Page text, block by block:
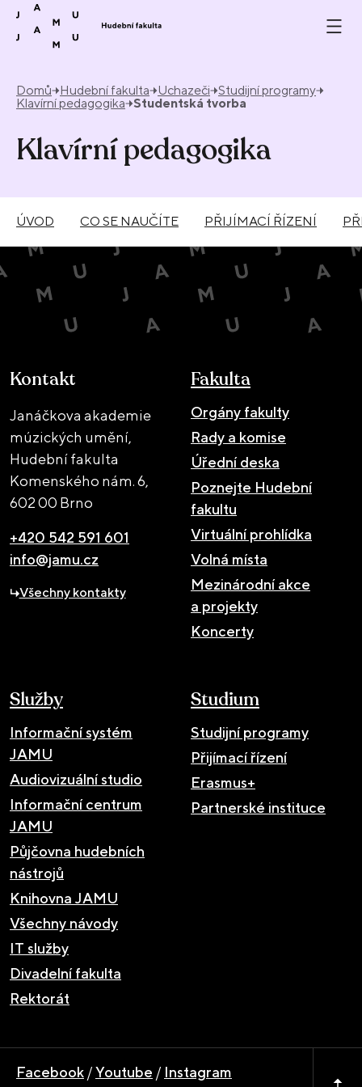
Přeskočit na obsah
Domů Hudební fakulta Uchazeči Studijní programy
Klavírní pedagogika
Studentská tvorba
Klavírní pedagogika
ÚVOD CO SE NAUČÍTE PŘIJÍMACÍ ŘÍZENÍ
Kontakt
Janáčkova akademie
múzických umění,
Hudební fakulta
Komenského nám. 6,
602 00 Brno
+420 542 591 601
info@jamu.cz
Všechny kontakty
Fakulta
Orgány fakulty
Rady a komise
Úřední deska
Poznejte Hudební
fakultu
Virtuální prohlídka
Volná místa
Mezinárodní akce
a projekty
Koncerty
Služby
Informační systém
JAMU
Audiovizuální studio
Informační centrum
JAMU
Půjčovna hudebních
nástrojů
Knihovna JAMU
Všechny návody
IT služby
Divadelní fakulta
Rektorát
Studium
Studijní programy
Přijímací řízení
Erasmus+
Partnerské instituce
Facebook /Youtube / Instagram